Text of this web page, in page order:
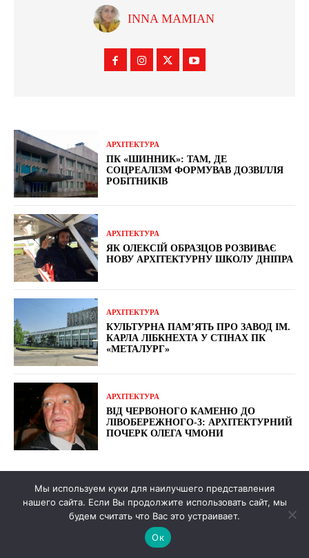
INNA MAMIAN
АРХІТЕКТУРА
ПК «ШИННИК»: ТАМ, ДЕ
СОЦРЕАЛІЗМ ФОРМУВАВ ДОЗВІЛЛЯ
РОБІТНИКІВ
АРХІТЕКТУРА
ЯК ОЛЕКСІЙ ОБРАЗЦОВ РОЗВИВАЄ
НОВУ АРХІТЕКТУРНУ ШКОЛУ ДНІПРА
АРХІТЕКТУРА
КУЛЬТУРНА ПАМ’ЯТЬ ПРО ЗАВОД ІМ.
КАРЛА ЛІБКНЕХТА У СТІНАХ ПК
«МЕТАЛУРГ»
АРХІТЕКТУРА
ВІД ЧЕРВОНОГО КАМЕНЮ ДО
ЛІВОБЕРЕЖНОГО-3: АРХІТЕКТУРНИЙ
ПОЧЕРК ОЛЕГА ЧМОНИ
LATEST POSTS
Мы используем куки для наилучшего представления
нашего сайта. Если Вы продолжите использовать сайт, мы
будем считать что Вас это устраивает.
Ок